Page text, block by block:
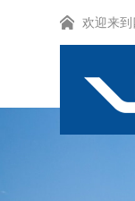
欢迎来到